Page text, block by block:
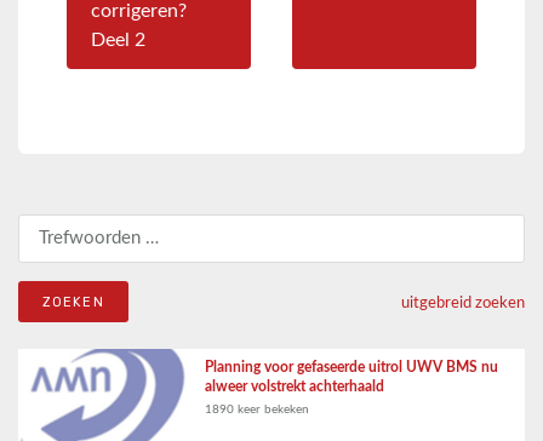
corrigeren?
Deel 2
Zoeken naar:
uitgebreid zoeken
Planning voor gefaseerde uitrol UWV BMS nu
alweer volstrekt achterhaald
1890 keer bekeken